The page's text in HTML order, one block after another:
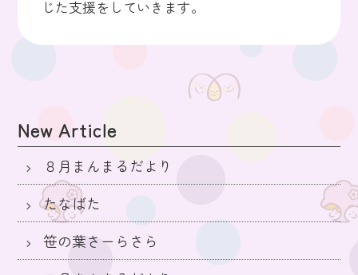
じた支援をしていきます。
New Article
８月まんまるだより
たなばた
笹の葉さーらさら